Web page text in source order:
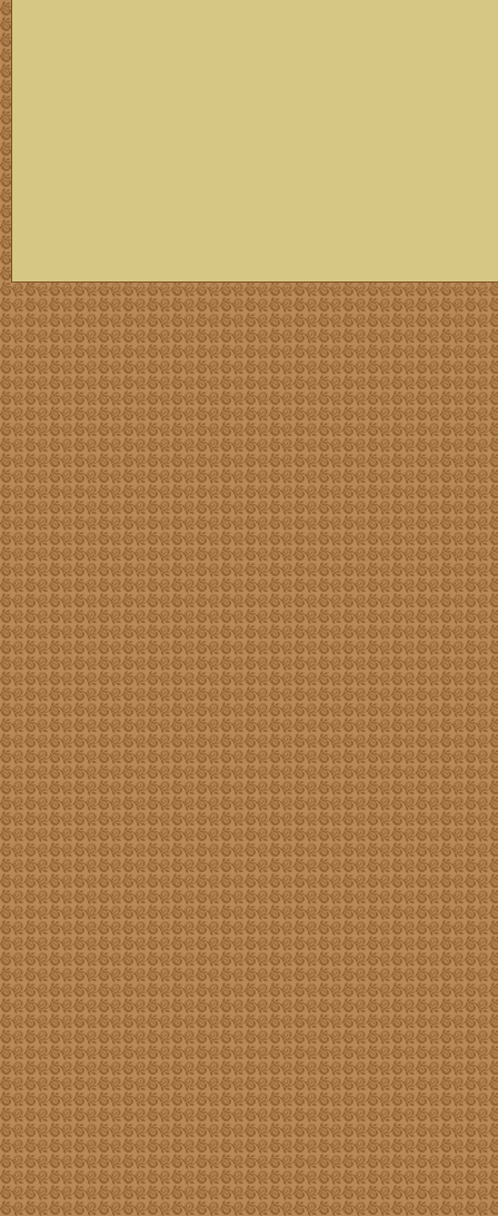
скачать mp3 бесплатно мп3,Россия,патриот,сохранение традиций,великая страна,история,тексты песен, описание песен, удобный каталог mp3 фольклора